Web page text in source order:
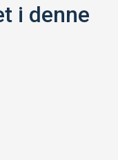
i denne